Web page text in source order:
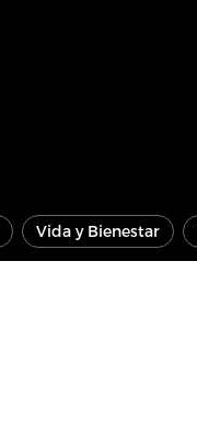
Vida y Bienestar